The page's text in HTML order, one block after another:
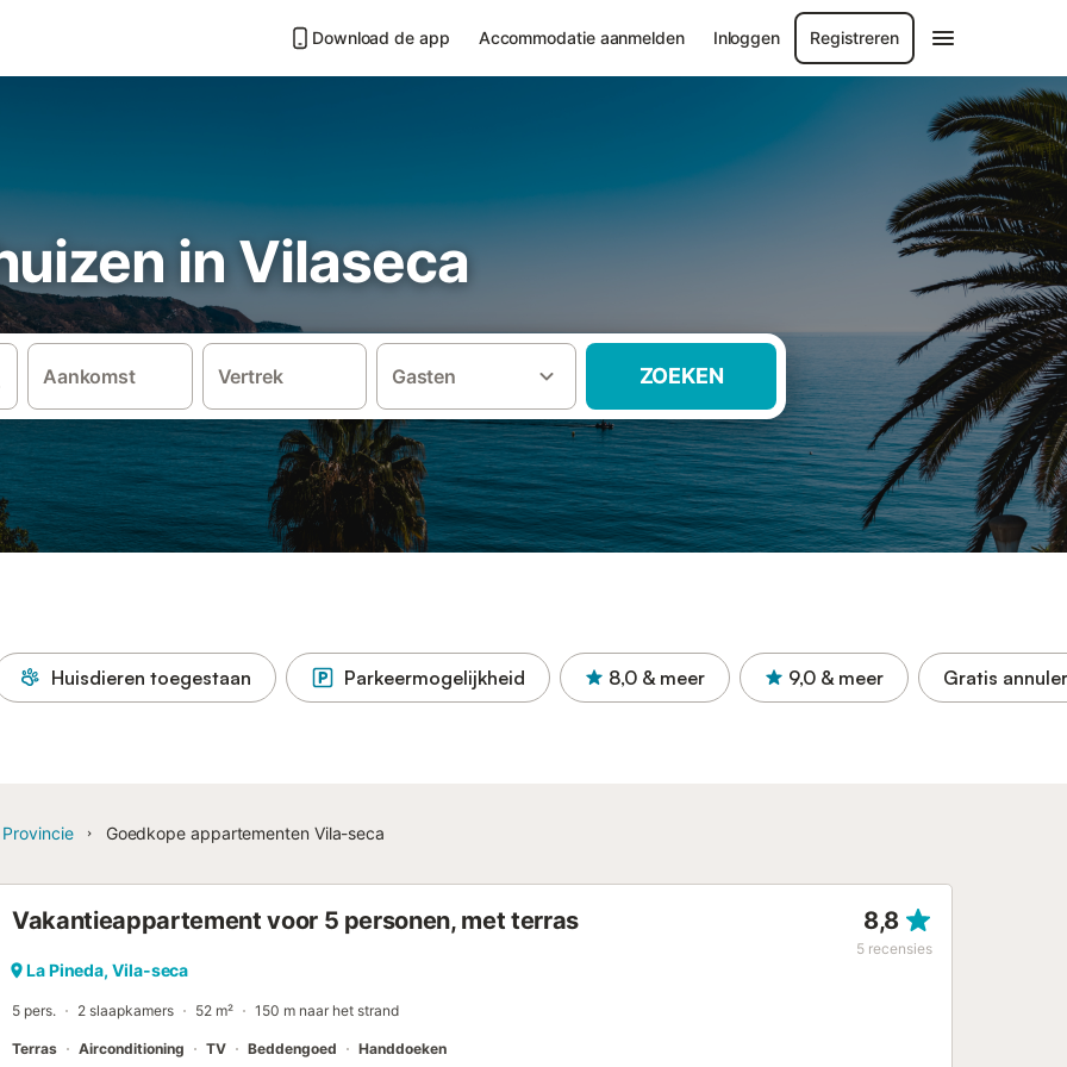
Download de app Accommodatie aanmelden Inloggen Registreren
in Vilaseca
Aankomst Vertrek Gasten ZOEKEN
Huisdieren toegestaan Parkeermogelijkheid 8,0 & meer 9,0 & meer Gratis
Goedkope appartementen Vila-seca
Vakantieappartement voor 5 personen, met terras 8,8
5 recensies
La Pineda, Vila-seca
5 pers. 2 slaapkamers 52 m² 150 m naar het strand
Terras Airconditioning TV Beddengoed Handdoeken